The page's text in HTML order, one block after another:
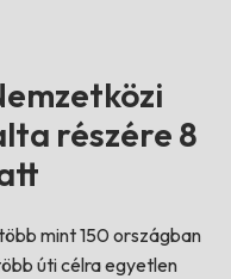
részére 8
mint 150 országban
úti célra egyetlen